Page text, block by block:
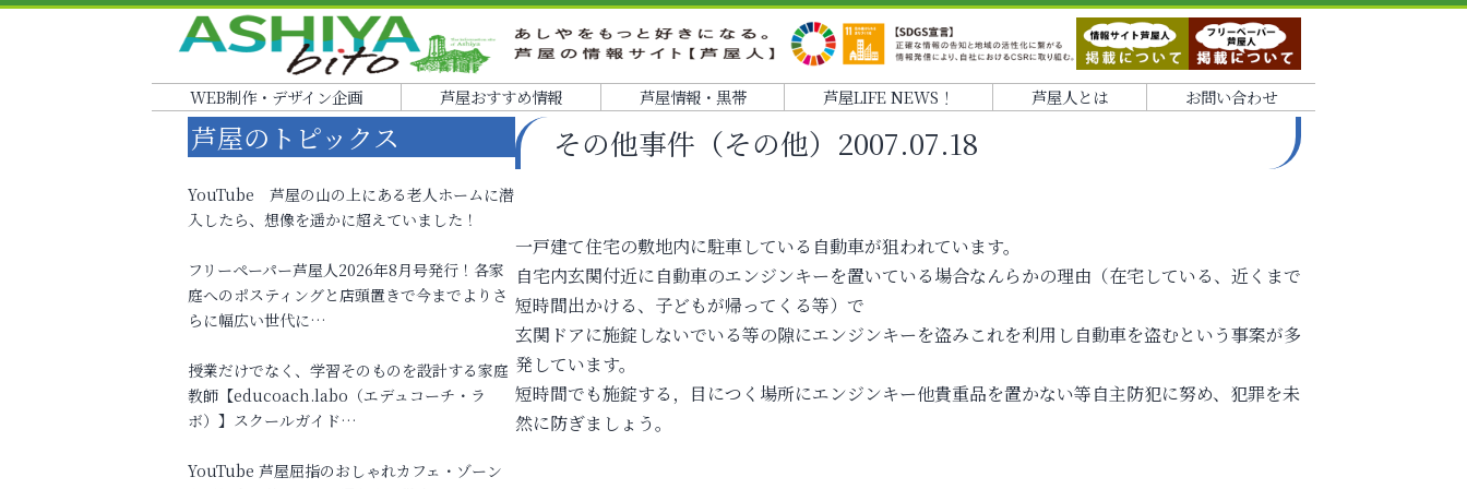
WEB制作・デザイン企画 芦屋おすすめ情報 芦屋情報・黒帯 芦屋LIFE NEWS！ 芦屋人とは お問い合わせ
その他事件（その他）2007.07.18
一戸建て住宅の敷地内に駐車している自動車が狙われています。
自宅内玄関付近に自動車のエンジンキーを置いている場合なんらかの理由（在宅している、近くまで
短時間出かける、子どもが帰ってくる等）で
玄関ドアに施錠しないでいる等の隙にエンジンキーを盗みこれを利用し自動車を盗むという事案が多
発しています。
短時間でも施錠する，目につく場所にエンジンキー他貴重品を置かない等自主防犯に努め、犯罪を未
然に防ぎましょう。
芦屋のトピックス
YouTube 芦屋の山の上にある老人ホームに潜
入したら、想像を遥かに超えていました！
フリーペーパー芦屋人2026年8月号発行！各家
庭へのポスティングと店頭置きで今までよりさ
らに幅広い世代に…
授業だけでなく、学習そのものを設計する家庭
教師【educoach.labo（エデュコーチ・ラ
ボ）】スクールガイド…
YouTube 芦屋屈指のおしゃれカフェ・ゾーン